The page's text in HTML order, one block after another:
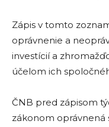
Zápis v tomto
oprávnenie a
investícií a
účelom ich
ČNB pred zápisom
zákonom oprávnená